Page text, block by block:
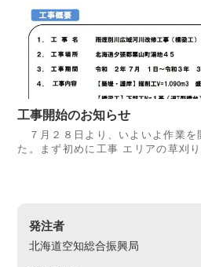
工事開始のお知らせ
７月２８日より、いよいよ作業を
た。まず初めに工事 エリアの草刈り及び現況の調査を実施し
発注者
北海道空知総合振興局 札